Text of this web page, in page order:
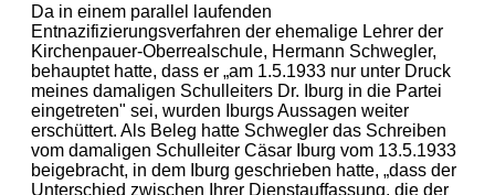
Da in einem parallel laufenden
Entnazifizierungsverfahren der ehemalige Lehrer der
Kirchenpauer-Oberrealschule, Hermann Schwegler,
behauptet hatte, dass er „am 1.5.1933 nur unter Druck
meines damaligen Schulleiters Dr. Iburg in die Partei
eingetreten" sei, wurden Iburgs Aussagen weiter
erschüttert. Als Beleg hatte Schwegler das Schreiben
vom damaligen Schulleiter Cäsar Iburg vom 13.5.1933
beigebracht, in dem Iburg geschrieben hatte, „dass der
Unterschied zwischen Ihrer Dienstauffassung, die der